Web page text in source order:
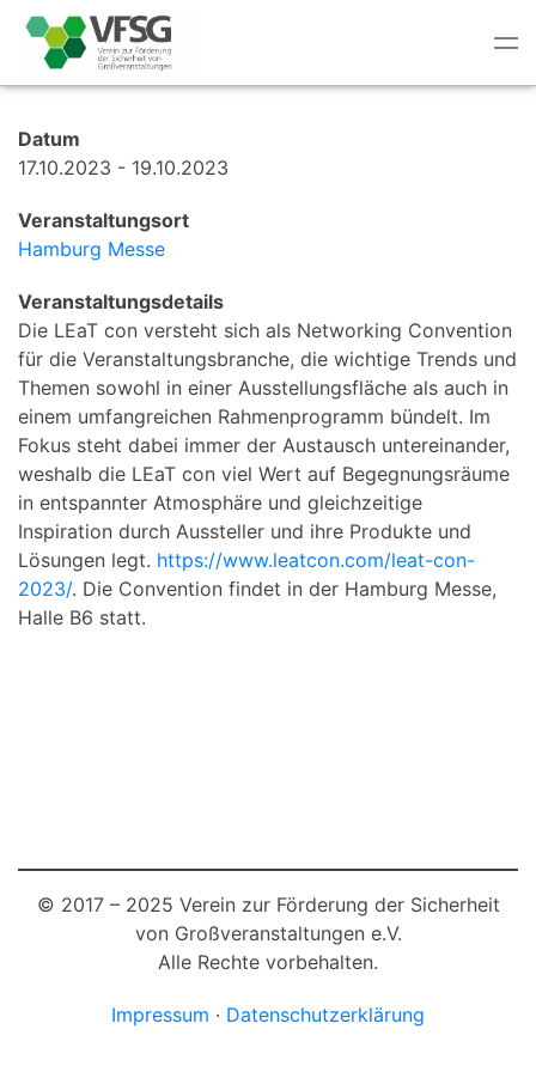
Datum
17.10.2023 - 19.10.2023
Veranstaltungsort
Hamburg Messe
Veranstaltungsdetails
Die LEaT con versteht sich als Networking Convention
für die Veranstaltungsbranche, die wichtige Trends und
Themen sowohl in einer Ausstellungsfläche als auch in
einem umfangreichen Rahmenprogramm bündelt. Im
Fokus steht dabei immer der Austausch untereinander,
weshalb die LEaT con viel Wert auf Begegnungsräume
in entspannter Atmosphäre und gleichzeitige
Inspiration durch Aussteller und ihre Produkte und
Lösungen legt. https://www.leatcon.com/leat-con-
2023/. Die Convention findet in der Hamburg Messe,
Halle B6 statt.
© 2017 – 2025 Verein zur Förderung der Sicherheit
von Großveranstaltungen e.V.
Alle Rechte vorbehalten.
Impressum · Datenschutzerklärung